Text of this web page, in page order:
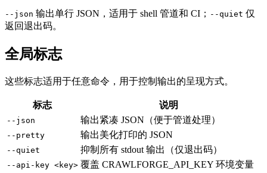
--json 输出单行 JSON，适用于 shell 管道和 CI； --quiet 仅
返回退出码。
全局标志
这些标志适用于任意命令，用于控制输出的呈现方式。
标志 说明
--json 输出紧凑 JSON（便于管道处理）
--pretty 输出美化打印的 JSON
--quiet 抑制所有 stdout 输出（仅退出码）
--api-key <key> 覆盖 CRAWLFORGE_API_KEY 环境变量